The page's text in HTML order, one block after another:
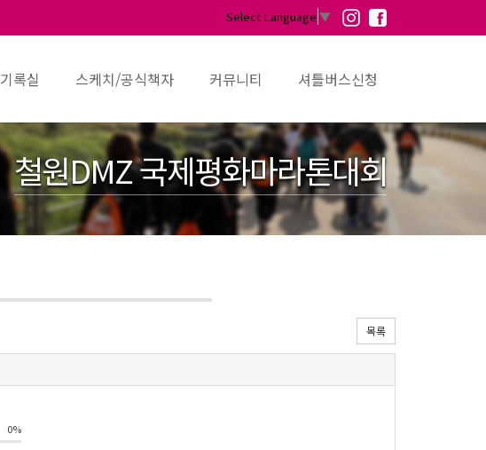
Select Language ▼
기록실 스케치/공식책자 커뮤니티 셔틀버스신청
철원DMZ 국제평화마라톤대회
목록
0%